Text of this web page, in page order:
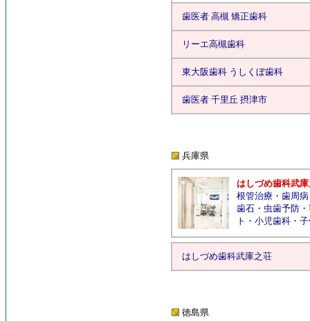
歯医者 高槻 矯正歯科
リーエ高槻歯科
東大阪歯科 うしくぼ歯科
歯医者 千里丘 摂津市
兵庫県
はしづめ歯科武
根管治療 ・ 歯周病
歯石 ・ 虫歯予防 ・
ト ・ 小児歯科 ・
はしづめ歯科武庫之荘
徳島県